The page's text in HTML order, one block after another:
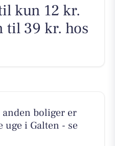
kun 12 kr.
til 39 kr. hos
anden boliger er
uge i Galten - se